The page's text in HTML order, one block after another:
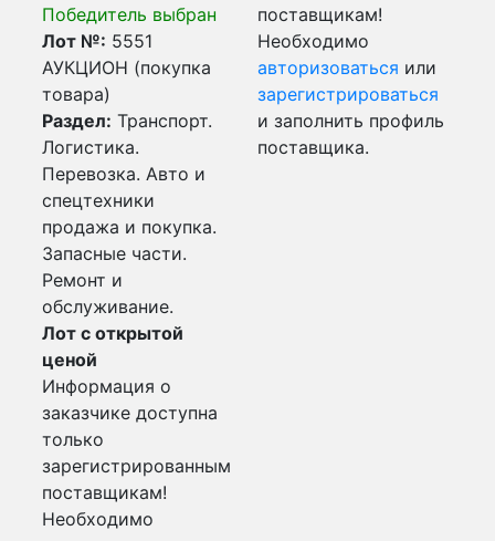
Победитель выбран
Лот №: 5551
АУКЦИОН (покупка
товара)
Раздел: Транспорт.
Логистика.
Перевозка. Авто и
спецтехники
продажа и покупка.
Запасные части.
Ремонт и
обслуживание.
Лот с открытой
ценой
Информация о
заказчике доступна
только
зарегистрированным
поставщикам!
Необходимо
поставщикам!
Необходимо
авторизоваться или
зарегистрироваться
и заполнить профиль
поставщика.